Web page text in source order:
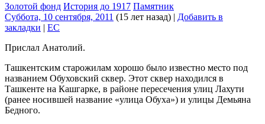
Золотой фонд История до 1917 Памятник
Суббота, 10 сентября, 2011 (15 лет назад) | Добавить в
закладки | EC
Прислал Анатолий.
Ташкентским старожилам хорошо было известно место под
названием Обуховский сквер. Этот сквер находился в
Ташкенте на Кашгарке, в районе пересечения улиц Лахути
(ранее носившей название «улица Обуха») и улицы Демьяна
Бедного.